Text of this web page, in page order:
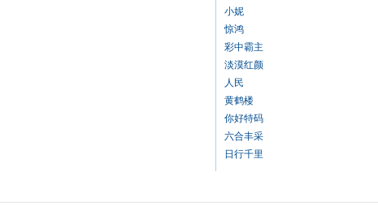
小妮
惊鸿
彩中霸主
淡漠红颜
人民
黄鹤楼
你好特码
六合丰采
日行千里